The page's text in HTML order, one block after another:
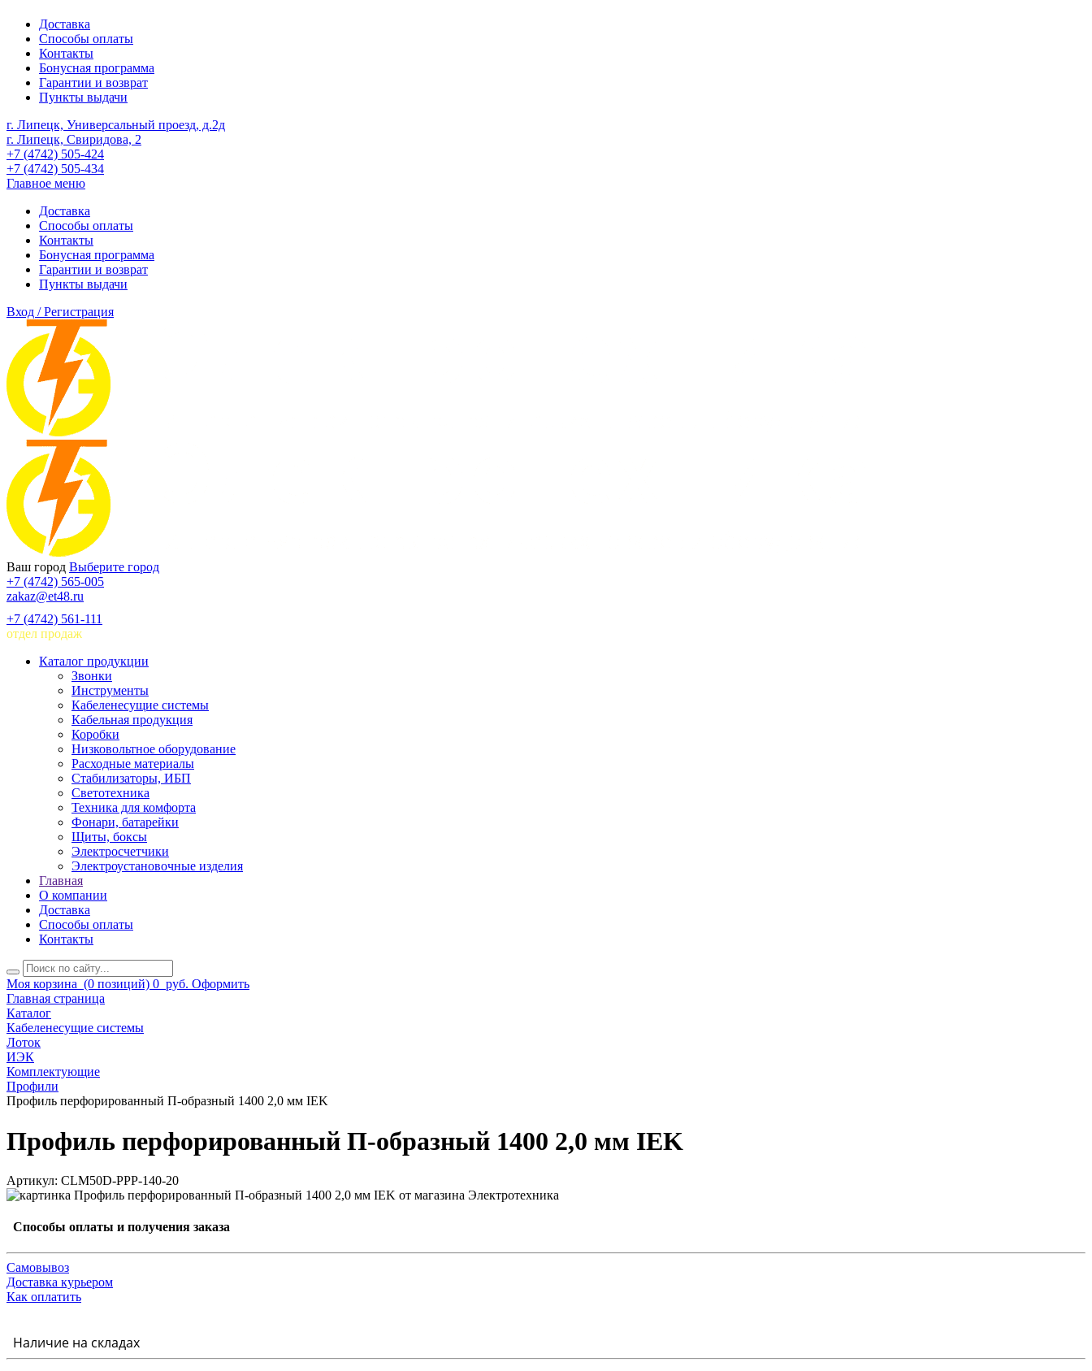
Доставка
Способы оплаты
Контакты
Бонусная программа
Гарантии и возврат
Пункты выдачи
г. Липецк, Универсальный проезд, д.2д
г. Липецк, Свиридова, 2
+7 (4742) 505-424
+7 (4742) 505-434
Главное меню
Доставка
Способы оплаты
Контакты
Бонусная программа
Гарантии и возврат
Пункты выдачи
Вход / Регистрация
Ваш город Выберите город
+7 (4742) 565-005
zakaz@et48.ru
+7 (4742) 561-111
отдел продаж
Каталог продукции
Звонки
Инструменты
Кабеленесущие системы
Кабельная продукция
Коробки
Низковольтное оборудование
Расходные материалы
Стабилизаторы, ИБП
Светотехника
Техника для комфорта
Фонари, батарейки
Щиты, боксы
Электросчетчики
Электроустановочные изделия
Главная
О компании
Доставка
Способы оплаты
Контакты
Моя корзина (0 позиций) 0 руб. Оформить
Главная страница
Каталог
Кабеленесущие системы
Лоток
ИЭК
Комплектующие
Профили
Профиль перфорированный П-образный 1400 2,0 мм IEK
Профиль перфорированный П-образный 1400 2,0 мм IEK
Артикул: CLM50D-PPP-140-20
Способы оплаты и получения заказа
Самовывоз
Доставка курьером
Как оплатить
Наличие на складах